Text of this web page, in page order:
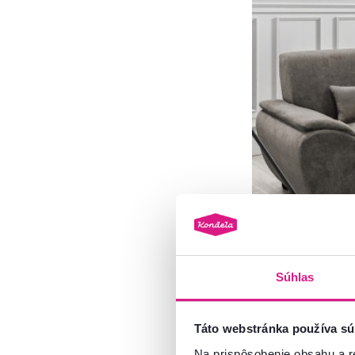
Súhlas
Táto webstránka používa
Rohová sedačka